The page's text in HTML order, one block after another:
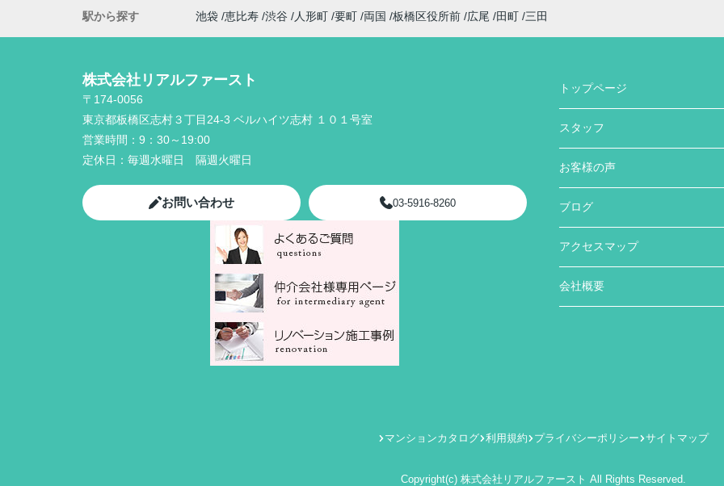
駅から探す
池袋 恵比寿 渋谷 人形町 要町 両国 板橋区役所前 広尾 田町 三田
株式会社リアルファースト
〒174-0056
東京都板橋区志村３丁目24-3 ベルハイツ志村 １０１号室
営業時間： 9：30～19:00
定休日： 毎週水曜日 隔週火曜日
お問い合わせ 03-5916-8260
トップページ
スタッフ
お客様の声
ブログ
アクセスマップ
会社概要
マンションカタログ 利用規約 プライバシーポリシー サイトマップ
Copyright(c) 株式会社リアルファースト All Rights Reserved.